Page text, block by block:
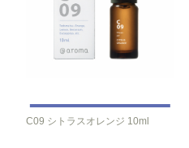
C09 シトラスオレンジ 10ml